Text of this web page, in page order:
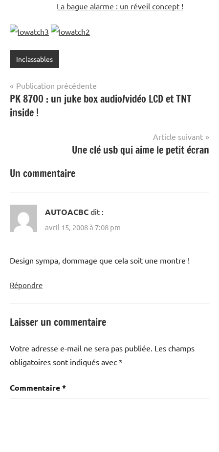
La bague alarme : un réveil concept !
Inclassables
Navigation
de
l’article
Publication précédente
PK 8700 : un juke box audio/vidéo LCD et TNT
inside !
Article suivant
Une clé usb qui aime le petit écran
Un commentaire
AUTOACBC dit :
avril 15, 2008 à 7:08 pm
Design sympa, dommage que cela soit une montre !
Répondre
Laisser un commentaire
Votre adresse e-mail ne sera pas publiée. Les champs
obligatoires sont indiqués avec *
Commentaire*